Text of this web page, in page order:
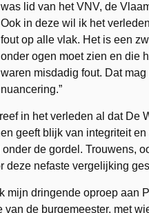
was lid van het VNV, de
Ook in deze wil ik het
fout op alle vlak. Het is een
onder ogen moet zien en die
waren misdadig fout. Dat
nuancering.”
in het verleden al dat De
geeft blijk van integriteit
de gordel. Trouwens,
deze nefaste vergelijking
mijn dringende oproep aan
van de burgemeester, met